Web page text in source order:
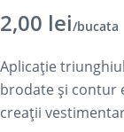
2,00 lei/bucata
Aplicație
brodate și contur
creații